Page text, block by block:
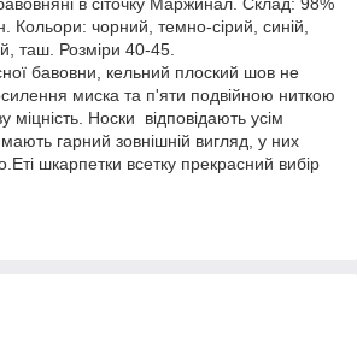
Кольори: чорний, темно-сірий, синій,
таш. Розміри 40-45.
бавовни, кельний плоский шов не
миска та п'яти подвійною ниткою
міцність. Носки відповідають усім
мають гарний зовнішній вигляд, у них
шкарпетки всетку прекрасний вибір